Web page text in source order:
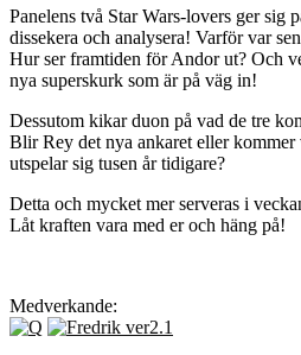
Panelens två Star Wars-lovers ger sig
dissekera och analysera! Varför var
Hur ser framtiden för Andor ut? Och
nya superskurk som är på väg in!
Dessutom kikar duon på vad de tre
Blir Rey det nya ankaret eller
utspelar sig tusen år tidigare?
Detta och mycket mer serveras i
Låt kraften vara med er och häng på!
Medverkande: